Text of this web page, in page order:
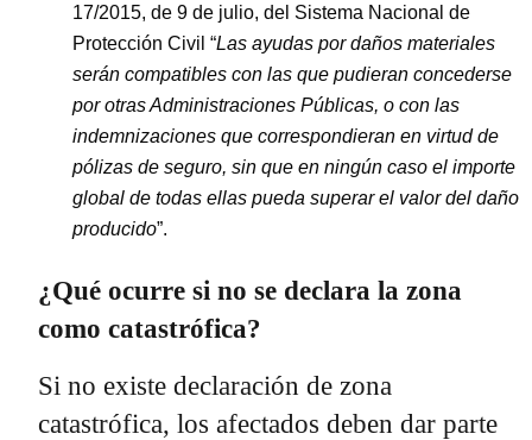
17/2015, de 9 de julio, del Sistema Nacional de
Protección Civil “Las ayudas por daños materiales
serán compatibles con las que pudieran concederse
por otras Administraciones Públicas, o con las
indemnizaciones que correspondieran en virtud de
pólizas de seguro, sin que en ningún caso el importe
global de todas ellas pueda superar el valor del daño
producido”.
¿Qué ocurre si no se declara la zona
como catastrófica?
Si no existe declaración de zona
catastrófica, los afectados deben dar parte